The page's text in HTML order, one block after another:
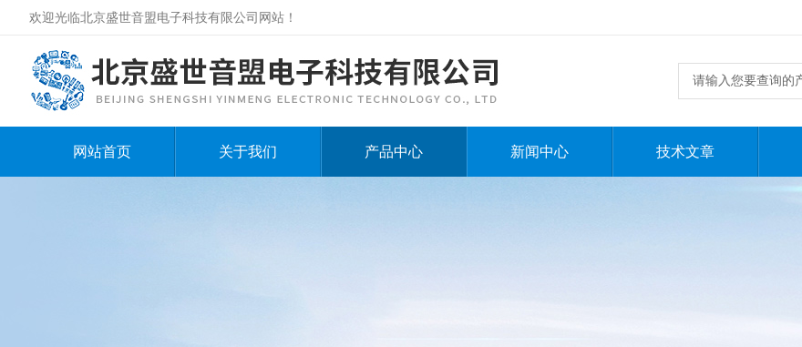
欢迎光临北京盛世音盟电子科技有限公司网站！
网站首页 关于我们 产品中心 新闻中心 技术文章